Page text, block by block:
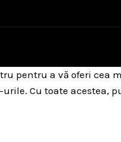
pentru a vă oferi cea
urile. Cu toate